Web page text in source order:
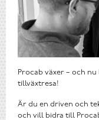
Procab växer – och
tillväxtresa!
Är du en driven och
och vill bidra till